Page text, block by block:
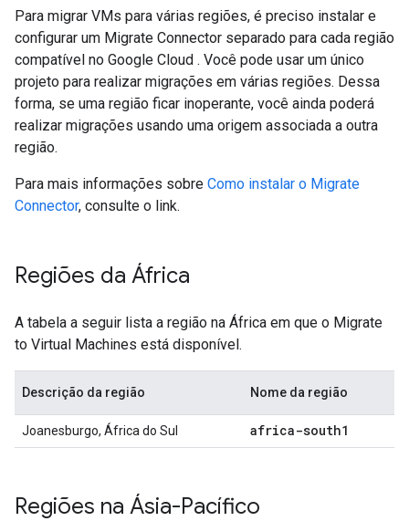
Para migrar VMs para várias regiões, é preciso instalar e
configurar um Migrate Connector separado para cada região
compatível no Google Cloud . Você pode usar um único
projeto para realizar migrações em várias regiões. Dessa
forma, se uma região ficar inoperante, você ainda poderá
realizar migrações usando uma origem associada a outra
região.
Para mais informações sobre Como instalar o Migrate
Connector, consulte o link.
Regiões da África
A tabela a seguir lista a região na África em que o Migrate
to Virtual Machines está disponível.
Descrição da região Nome da região
Joanesburgo, África do Sul africa-south1
Regiões na Ásia-Pacífico